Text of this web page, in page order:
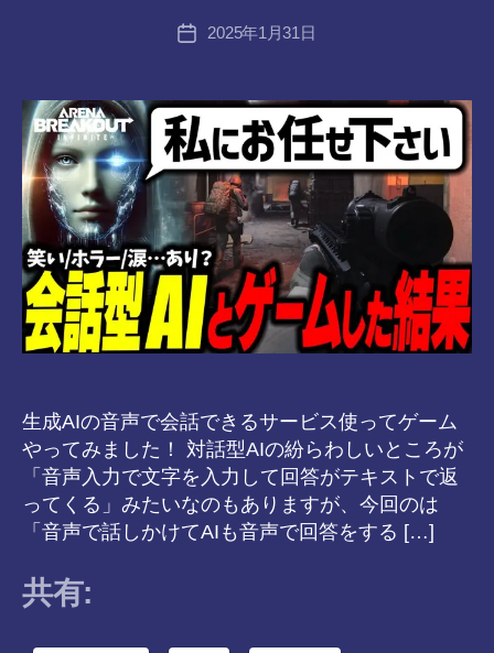
投
稿
a
8-
vr
投
2025年1月31日
生成AIの音声で会話できるサービス使ってゲーム
やってみました！ 対話型AIの紛らわしいところが
「音声入力で文字を入力して回答がテキストで返
ってくる」みたいなのもありますが、今回のは
「音声で話しかけてAIも音声で回答をする […]
共有: